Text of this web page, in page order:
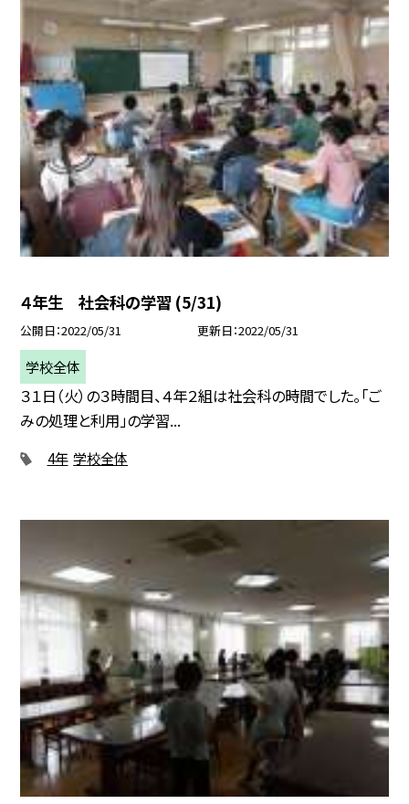
４年生 社会科の学習 (5/31)
公開日 2022/05/31 更新日 2022/05/31
学校全体
３１日（火）の３時間目、４年２組は社会科の時間でした。「ご
みの処理と利用」の学習...
4年 学校全体